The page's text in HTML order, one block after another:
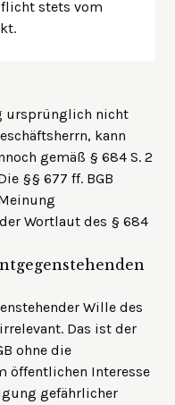
stets vom
ursprünglich nicht
kann
gemäß § 684 S. 2
§§ 677 ff. BGB
Wortlaut des § 684
Wille des
Das ist der
ohne die
öffentlichen Interesse
gefährlicher